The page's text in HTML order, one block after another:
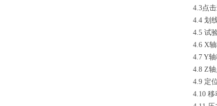
4.3点
4.4 划
4.5 试
4.6 X
4.7 Y
4.8 Z
4.9 定
4.10